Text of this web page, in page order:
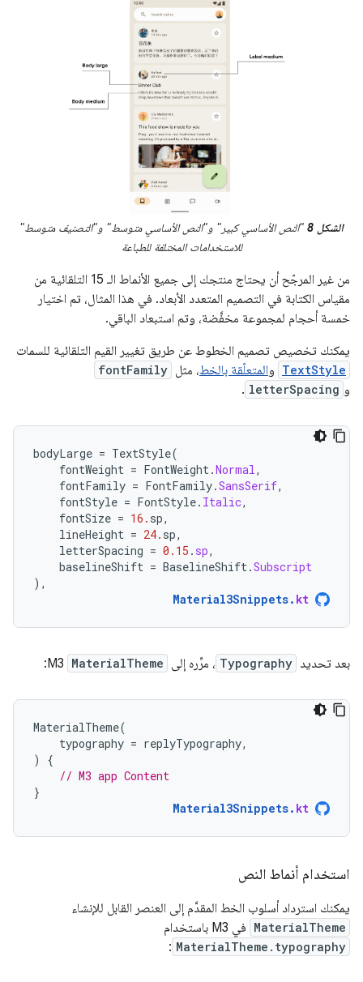
الشكل 8
"النص الأساسي كبير" و"النص الأساسي متوسط" و"التصنيف متوسط"
للاستخدامات المختلفة للطباعة
من غير المرجّح أن يحتاج منتجك إلى جميع الأنماط الـ 15 التلقائية من
مقياس الكتابة في التصميم المتعدد الأبعاد. في هذا المثال، تم اختيار
خمسة أحجام لمجموعة مخفَّضة، وتم استبعاد الباقي.
يمكنك تخصيص تصميم الخطوط عن طريق تغيير القيم التلقائية للسمات
TextStyle والمتعلّقة بالخط، مثل fontFamily
و letterSpacing
.
bodyLarge = TextStyle(
fontWeight = FontWeight.Normal,
fontFamily = FontFamily.SansSerif,
fontStyle = FontStyle. Italic,
fontSize = 16. sp,
lineHeight = 24. sp,
letterSpacing = 0.15 . sp,
baselineShift = BaselineShift.Subscript
),
Material3Snippets. kt
بعد تحديد Typography ، مرِّره إلى MaterialTheme
MaterialTheme(
typography = replyTypography,
)
{
// M3 app Content
}
Material3Snippets. kt
استخدام أنماط النص
يمكنك استرداد أسلوب الخط المقدَّم إلى العنصر القابل للإنشاء
MaterialTheme في M3 باستخدام
MaterialTheme.typography
: